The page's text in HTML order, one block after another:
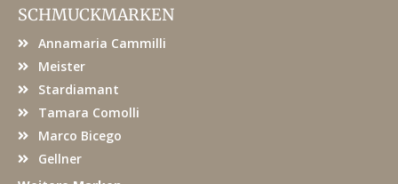
e
b
o
SCHMUCKMARKEN
Annamaria Cammilli
Meister
Stardiamant
Tamara Comolli
Marco Bicego
Gellner